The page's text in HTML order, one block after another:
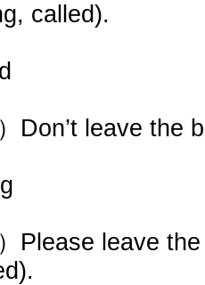
called).
）Don’t leave the
）Please leave